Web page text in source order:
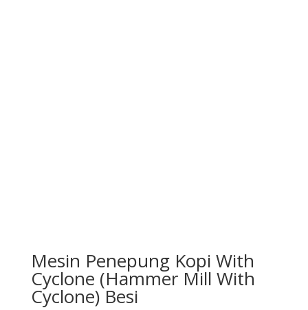
Mesin Penepung Kopi With
Cyclone (Hammer Mill With
Cyclone) Besi